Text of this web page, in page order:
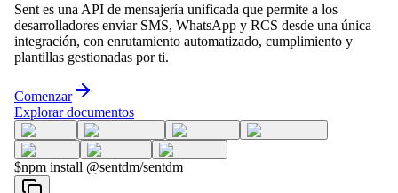
Sent es una API de mensajería unificada que permite a los
desarrolladores enviar SMS, WhatsApp y RCS desde una única
integración, con enrutamiento automatizado, cumplimiento y
plantillas gestionadas por ti.
Comenzar
Explorar documentos
$npm install @sentdm/sentdm